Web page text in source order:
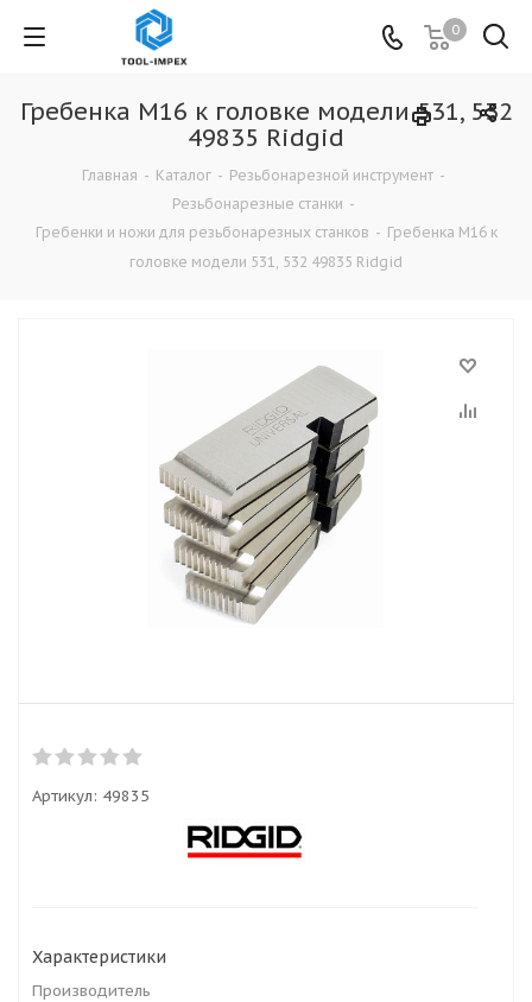
0
Гребенка М16 к головке модели 531, 532
49835 Ridgid
Главная - Каталог - Резьбонарезной инструмент -
Резьбонарезные станки -
Гребенки и ножи для резьбонарезных станков - Гребенка М16 к
головке модели 531, 532 49835 Ridgid
Артикул: 49835
Характеристики
Производитель